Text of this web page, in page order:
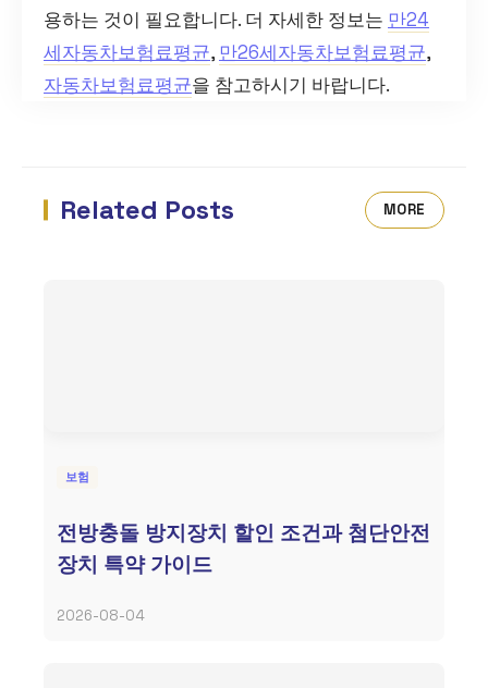
용하는 것이 필요합니다. 더 자세한 정보는 만24
세자동차보험료평균, 만26세자동차보험료평균,
자동차보험료평균을 참고하시기 바랍니다.
Related Posts MORE
보험
전방충돌 방지장치 할인 조건과 첨단안전
장치 특약 가이드
2026-08-04